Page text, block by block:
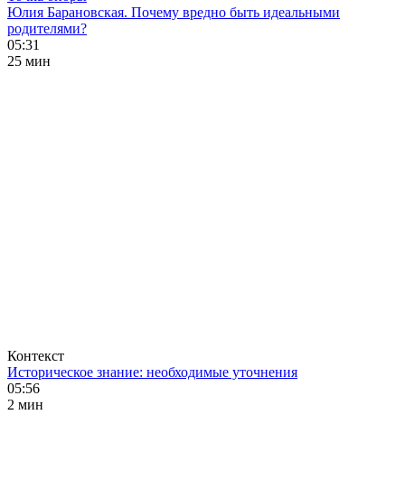
Юлия Барановская. Почему вредно быть идеальными
родителями?
05:31
25 мин
Контекст
Историческое знание: необходимые уточнения
05:56
2 мин